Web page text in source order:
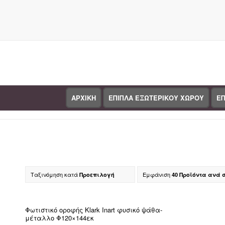
ΑΡΧΙΚΗ ΕΠΙΠΛΑ ΕΞΩΤΕΡΙΚΟΥ ΧΩΡΟΥ
Κατάστημα
Ταξινόμηση κατά Προεπιλογή Εμφάνιση 40 Προϊόντα ανά
Φωτιστικό οροφής Klark Inart φυσικό ψάθα-
μέταλλο Φ120×144εκ